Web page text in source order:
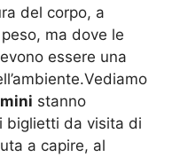
del corpo, a
ma dove le
essere una
stanno
biglietti da visita di
a capire, al